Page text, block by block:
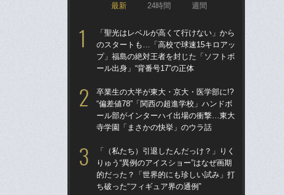
最新 24時間 週間
「聖光はレベルが高くて行けない」から
のスタートも…「高校で球速15キロアッ
プ」福島の絶対王者を封じた「ソフトボ
ール出身」“背番号17”の正体
卒業生の大半が東大・京大・医学部に!?
“偏差値78”「関西の超進学校」ハンドボ
ール部がインターハイ出場の衝撃…東大
寺学園「まさかの快挙」のウラ話
「（私たち）引退したんだっけ？」りく
りゅう“異例のアイスショー”はなぜ画期
的だった？「世界的にも珍しい試み」打
ち破った“フィギュア界の通例”